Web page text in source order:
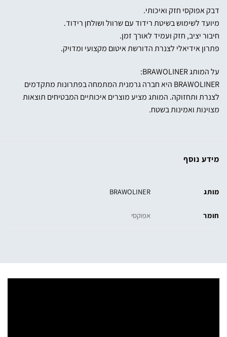
דבק אפוקסי חזק ואיכותי.
מיועד לשימוש בשיטת רידוד עם שרוול ושולחן רידוד.
חיבור יציב, חזק ועמיד לאורך זמן.
פתרון אידיאלי לצנרת הדורשת איטום מקצועי ומדויק.
על המותג BRAWOLINER:
BRAWOLINER היא חברה גרמנית המתמחה בפתרונות מתקדמים
לצנרת ותחזוקה. המותג מציע מוצרים איכותיים המבטיחים תוצאות
מצוינות ואמינות בשטח.
מידע נוסף
מותג BRAWOLINER
חומר אפוקסי